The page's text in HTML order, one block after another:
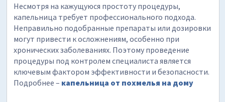
Несмотря на кажущуюся простоту процедуры,
капельница требует профессионального подхода.
Неправильно подобранные препараты или дозировки
могут привести к осложнениям, особенно при
хронических заболеваниях. Поэтому проведение
процедуры под контролем специалиста является
ключевым фактором эффективности и безопасности.
Подробнее – капельница от похмелья на дому